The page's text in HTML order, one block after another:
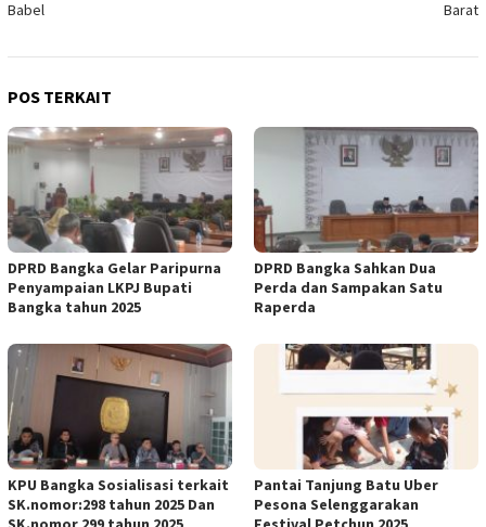
Babel
Barat
POS TERKAIT
DPRD Bangka Gelar Paripurna
Penyampaian LKPJ Bupati
Bangka tahun 2025
DPRD Bangka Sahkan Dua
Perda dan Sampakan Satu
Raperda
KPU Bangka Sosialisasi terkait
SK.nomor:298 tahun 2025 Dan
Pantai Tanjung Batu Uber
Pesona Selenggarakan